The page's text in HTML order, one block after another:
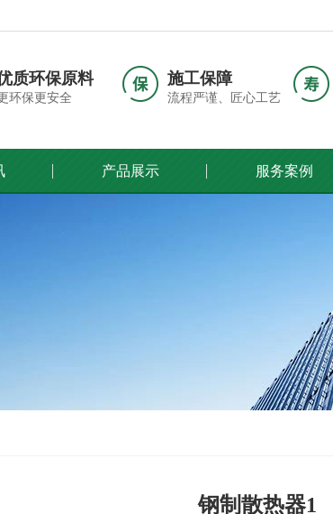
质环保原料
环保更安全
施工保障
流程严谨、匠心工艺
产品展示 服务案例
钢制散热器1